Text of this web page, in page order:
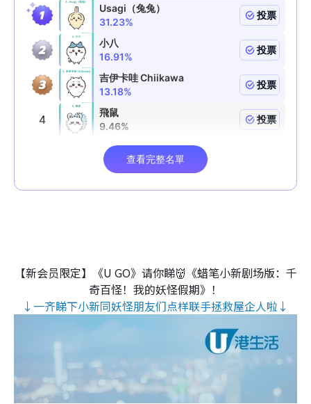
【新会员限定】《U GO》请你睇👹《蜡笔小新剧场版：千
奇百怪！我的妖怪假期》！
↓一齐睇下小新同妖怪朋友们点样联手拯救屋企人啦↓